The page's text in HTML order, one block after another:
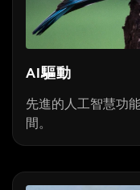
AI驅動
先進的人工智慧功
間。